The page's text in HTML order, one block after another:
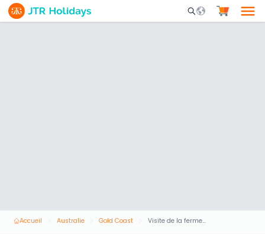
Mobile Search
Accueil Australie Gold Coast Visite de la ferme Monde des Fruits Tropicaux - Gold Coast